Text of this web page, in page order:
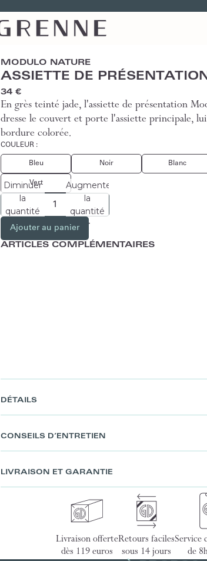
MODULO NATURE
ASSIETTE DE
34 €
En grès teinté jade, l'assiette de présentation
dresse le couvert et porte l'assiette principale,
bordure colorée.
COULEUR :
Bleu Noir Blanc
Vert
Diminuer
la
quantité
Augmenter
la
quantité
Ajouter au panier
ARTICLES COMPLÉMENTAIRES
DÉTAILS
CONSEILS D’ENTRETIEN
LIVRAISON ET GARANTIE
Livraison offerte
dès 119 euros
Retours faciles
sous 14 jours
Service
de